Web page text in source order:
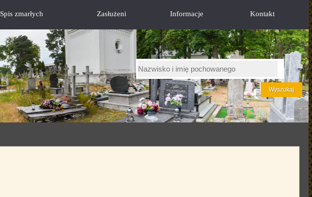
Spis zmarłych Zasłużeni Informacje Kontakt